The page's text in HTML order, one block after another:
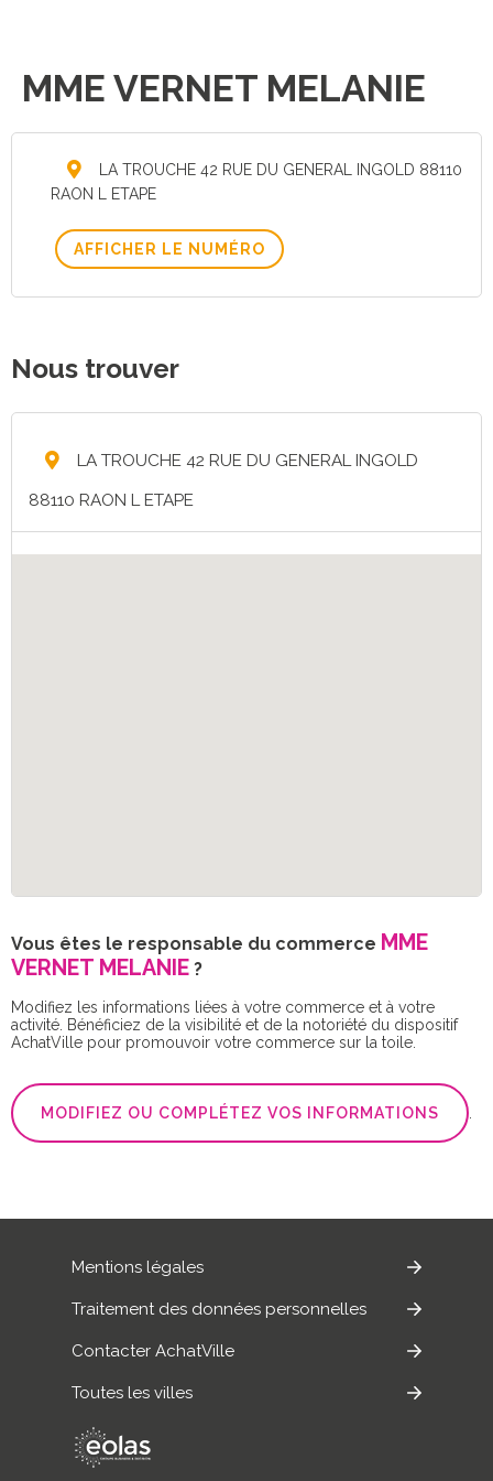
MME VERNET MELANIE
LA TROUCHE 42 RUE DU GENERAL INGOLD 88110
RAON L ETAPE
AFFICHER LE NUMÉRO
Nous trouver
LA TROUCHE 42 RUE DU GENERAL INGOLD
88110 RAON L ETAPE
Vous êtes le responsable du commerce MME
VERNET MELANIE ?
Modifiez les informations liées à votre commerce et à votre
activité. Bénéficiez de la visibilité et de la notoriété du dispositif
AchatVille pour promouvoir votre commerce sur la toile.
MODIFIEZ OU COMPLÉTEZ VOS INFORMATIONS
Mentions légales
Traitement des données personnelles
Contacter AchatVille
Toutes les villes